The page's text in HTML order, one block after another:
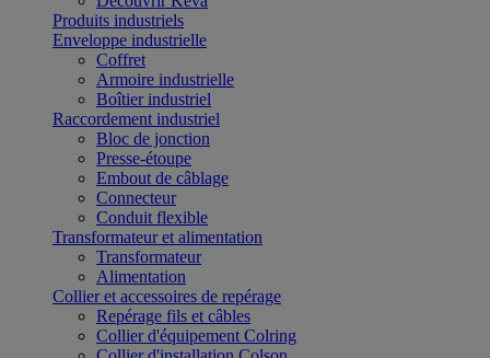
Produits industriels
Enveloppe industrielle
Coffret
Armoire industrielle
Boîtier industriel
Raccordement industriel
Bloc de jonction
Presse-étoupe
Embout de câblage
Connecteur
Conduit flexible
Transformateur et alimentation
Transformateur
Alimentation
Collier et accessoires de repérage
Repérage fils et câbles
Collier d'équipement Colring